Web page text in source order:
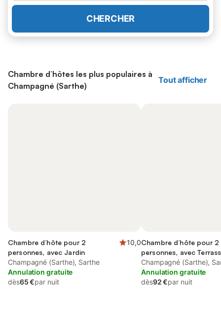
CHERCHER
Chambre d’hôtes les plus populaires à
Champagné (Sarthe)
Tout afficher
Chambre d’hôte pour 2
personnes, avec Jardin
10,0
Champagné (Sarthe), Sarthe
Annulation gratuite
dès65 €par nuit
Chambre d’hôte pour 2
personnes, avec
que Jardin et Vue
Champagné (Sarthe),
Annulation gratuite
dès92 €par nuit